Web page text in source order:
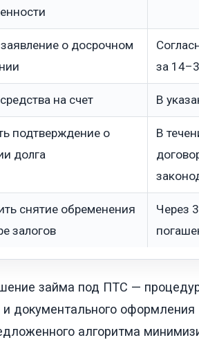
о досрочном
за
на счет В
подтверждение о
долга
В
снятие обременения
залогов
Через
займа под ПТС —
и документального оформления
алгоритма